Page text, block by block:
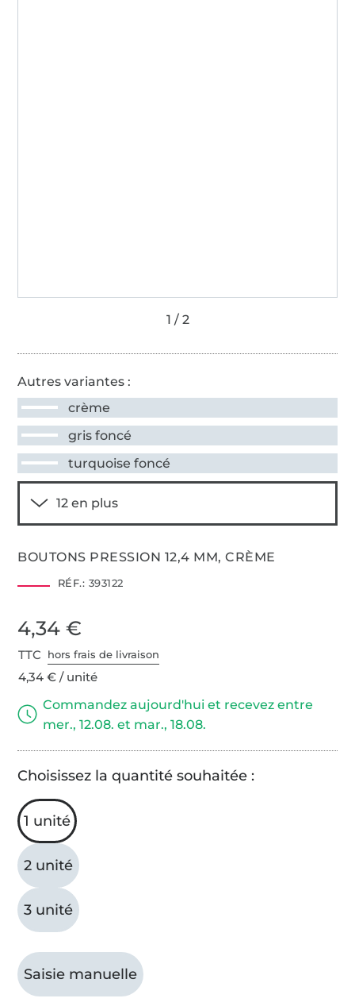
Autres variantes :
crème
gris foncé
turquoise foncé
BOUTONS PRESSION 12,4 MM, CRÈME
RÉF.: 393122
4,34 €
TTC hors frais de livraison
4,34 € / unité
Commandez aujourd'hui et recevez entre
mer., 12.08. et mar., 18.08.
Choisissez la quantité souhaitée :
1 unité
2 unité
3 unité
Saisie manuelle